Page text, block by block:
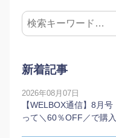
新着記事
2026年08月07日
【WELBOX通信】8月
って＼60％OFF／で購